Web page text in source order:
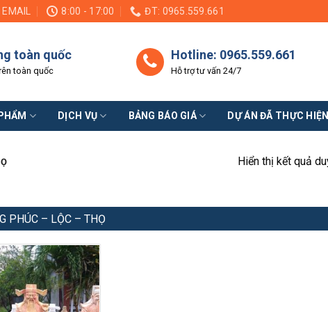
EMAIL 8:00 - 17:00 ĐT: 0965.559.661
toàn quốc
toàn quốc
Hotline: 0965.559.661
Hỗ trợ tư vấn 24/7
DỊCH VỤ BẢNG BÁO GIÁ DỰ ÁN ĐÃ THỰC HIỆN
Hiển thị kết quả
PHÚC – LỘC – THỌ